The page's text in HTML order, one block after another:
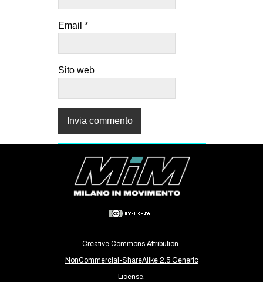
Email *
Sito web
Creative Commons Attribution-
NonCommercial-ShareAlike 2.5 Generic
License.